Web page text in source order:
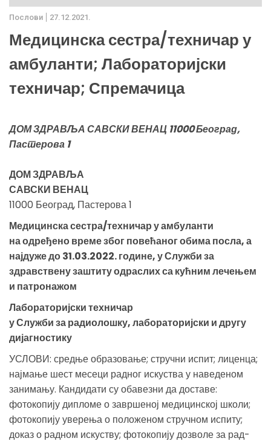
Послови 27.12.2021.
Медицинска сестра/техничар у
амбуланти; Лабораторијски
техничар; Спремачица
ДОМ ЗДРАВЉА САВСКИ ВЕНАЦ 11000 Београд,
Пастерова 1
ДОМ ЗДРАВЉА
САВСКИ ВЕНАЦ
11000 Београд, Пастерова 1
Медицинска сестра/техничар у амбуланти
на одређено време због повећаног обима посла, а
најдуже до 31.03.2022. године, у Служби за
здравствену заштиту одраслих са кућним лечењем
и патронажом
Лабораторијски техничар
у Служби за радиолошку, лабораторијски и другу
дијагностику
УСЛОВИ: средње образовање; стручни испит; лиценца;
најмање шест месеци радног искуства у наведеном
занимању. Кандидати су обавезни да доставе:
фотокопију дипломе о завршеној медицинској школи;
фотокопију уверења о положеном стручном испиту;
доказ о радном искуству; фотокопију дозволе за рад-